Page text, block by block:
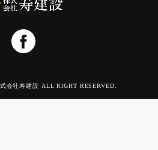
会社寿建設 ALL RIGHT RESERVED.